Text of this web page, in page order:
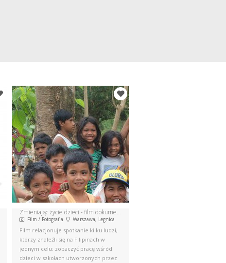
Zmieniając życie dzieci - film dokumentalny
Film / Fotografia Warszawa, Legnica
Film relacjonuje spotkanie kilku ludzi,
którzy znaleźli się na Filipinach w
jednym celu: zobaczyć pracę wśród
dzieci w szkołach utworzonych przez